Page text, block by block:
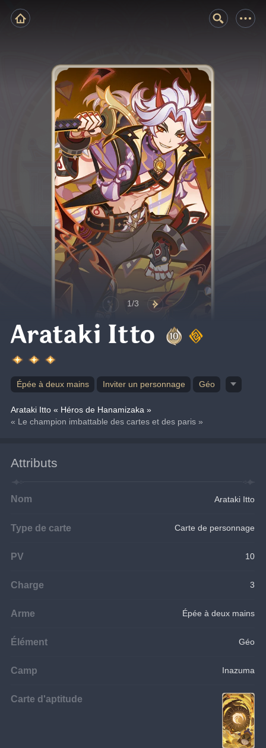
1/3
Arataki Itto
Épée à deux mains Inviter un personnage Géo
Arataki Itto « Héros de Hanamizaka »
« Le champion imbattable des cartes et des paris »
Attributs
Nom Arataki Itto
Type de carte Carte de personnage
PV 10
Charge 3
Arme Épée à deux mains
Élément Géo
Camp Inazuma
Carte d'aptitude